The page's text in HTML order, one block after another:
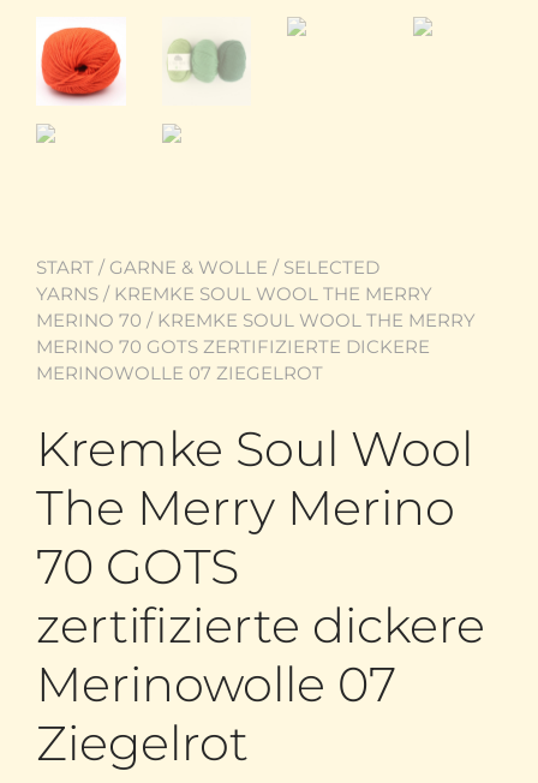
START / GARNE & WOLLE / SELECTED
YARNS / KREMKE SOUL WOOL THE MERRY
MERINO 70 / KREMKE SOUL WOOL THE MERRY
MERINO 70 GOTS ZERTIFIZIERTE DICKERE
MERINOWOLLE 07 ZIEGELROT
Kremke Soul Wool
The Merry Merino
70 GOTS
zertifizierte dickere
Merinowolle 07
Ziegelrot